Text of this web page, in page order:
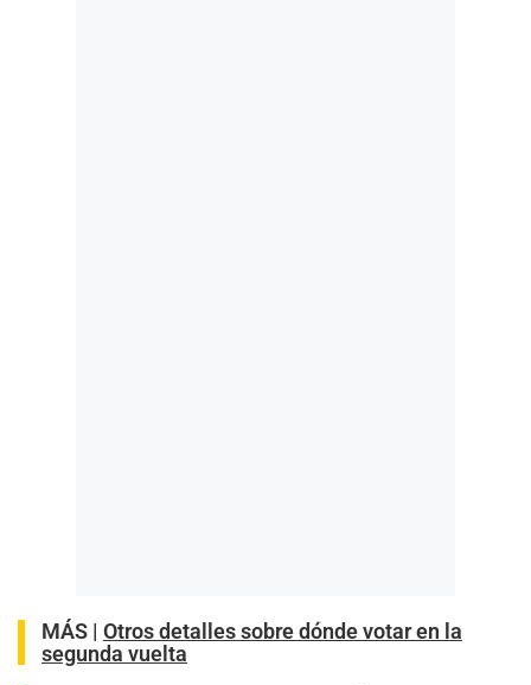
MÁS | Otros detalles sobre dónde votar en la
segunda vuelta